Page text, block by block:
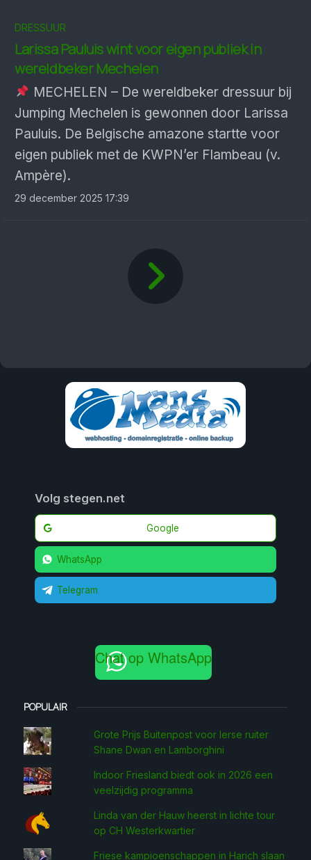
DRESSUUR
Larissa Pauluis wint voor eigen publiek in
wereldbeker Mechelen
MECHELEN – De wereldbeker dressuur bij
Jumping Mechelen is gewonnen door Larissa
Pauluis. De Belgische amazone startte voor
eigen publiek met de KWPN’er Flambeau (v.
Ampère).
29 december 2025 17:39
Volg stegen.net
Google
WhatsApp
Telegram
Chat op WhatsApp
POPULAIR
Grote Prijs Buitenpost voor Ierse ruiter
Shane Dwan en Lamborghini
Indoor Friesland biedt ook in 2026 een
veelzijdig programma
Linda van der Hauw heerst in lichte tour
op CH Westerkwartier
Friese kampioenschappen in Harich slaan